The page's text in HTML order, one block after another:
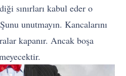
sınırları kabul eder o
unutmayın. Kancalarını
kapanır. Ancak boşa